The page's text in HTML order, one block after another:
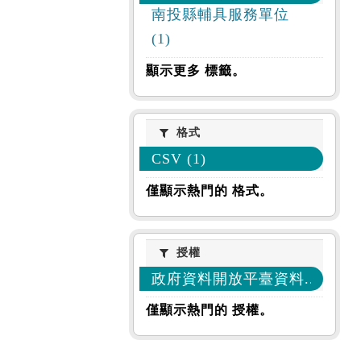
南投縣輔具服務單位
(1)
顯示更多 標籤。
格式格式
CSV (1)
僅顯示熱門的 格式。
授權授權
政府資料開放平臺資料... (1)
僅顯示熱門的 授權。